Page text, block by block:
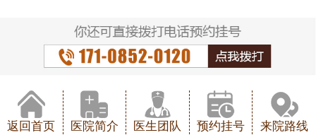
返回首页 医院简介 医生团队 预约挂号 来院路线